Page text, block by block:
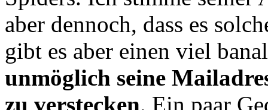
aber dennoch, dass es
gibt es aber einen viel
unmöglich seine
zu verstecken. Ein paar